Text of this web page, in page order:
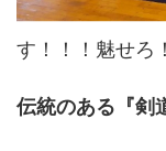
す！！！魅せろ
伝統のある『剣